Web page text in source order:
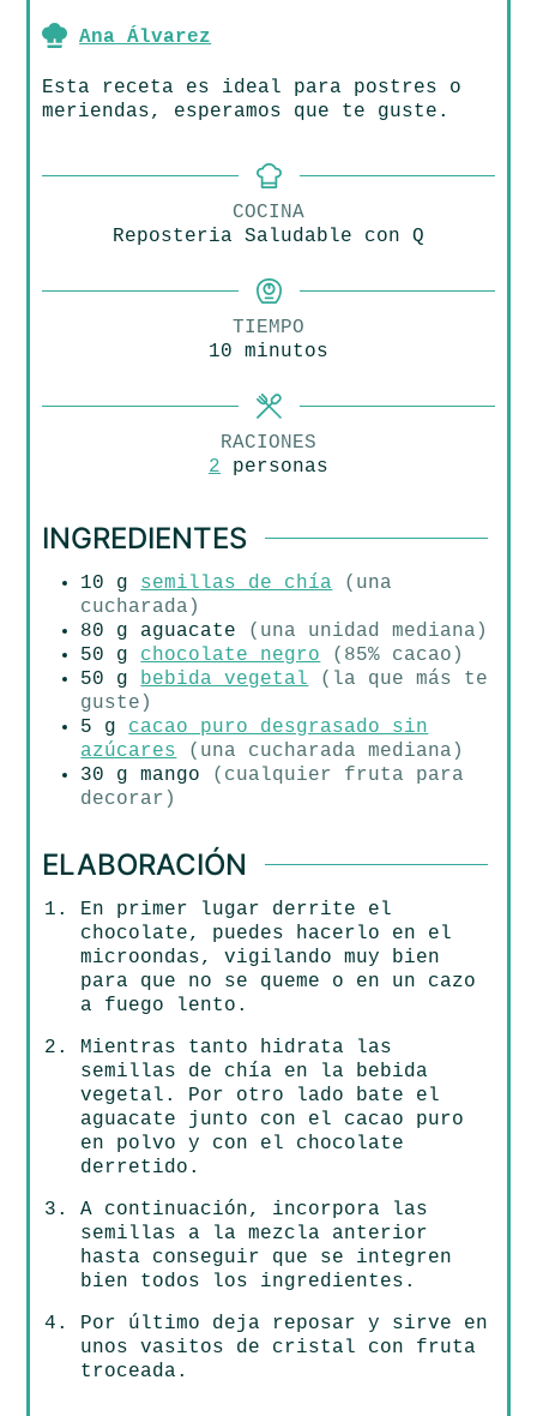
Ana Álvarez
Esta receta es ideal para postres o
meriendas, esperamos que te guste.
COCINA
Reposteria Saludable con Q
TIEMPO
10 minutos
minutos
RACIONES
2
personas
INGREDIENTES
10 g semillas de chía
(una
cucharada)
80 g aguacate
(una unidad mediana)
50
g chocolate negro
(85% cacao)
50
g bebida vegetal
(la que más te
guste)
5
g
cacao puro desgrasado sin
azúcares
(una cucharada mediana)
30
g mango
(cualquier fruta para
decorar)
ELABORACIÓN
En primer lugar derrite el
chocolate, puedes hacerlo en el
microondas, vigilando muy bien
para que no se queme o en un cazo
a fuego lento.
Mientras tanto hidrata las
semillas de chía en la bebida
vegetal. Por otro lado bate el
aguacate junto con el cacao puro
en polvo y con el chocolate
derretido.
A continuación, incorpora las
semillas a la mezcla anterior
hasta conseguir que se integren
bien todos los ingredientes.
Por último deja reposar y sirve en
unos vasitos de cristal con fruta
troceada.